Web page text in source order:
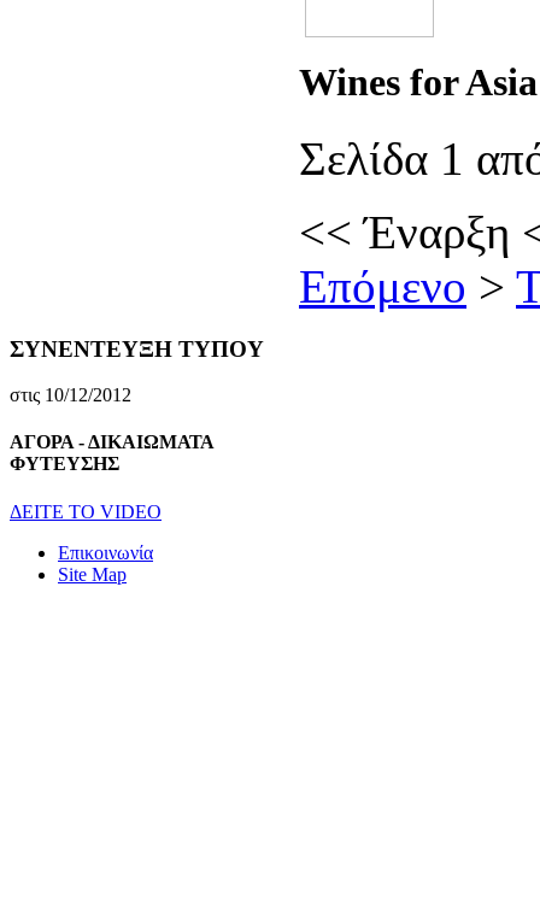
Wines for
Σελίδα 1
<<Έναρξη
Επόμενο >
ΣΥΝΕΝΤΕΥΞΗ ΤΥΠΟΥ
στις 10/12/2012
ΑΓΟΡΑ - ΔΙΚΑΙΩΜΑΤΑ
ΦΥΤΕΥΣΗΣ
ΔEITE TO VIDEO
Επικοινωνία
Site Map